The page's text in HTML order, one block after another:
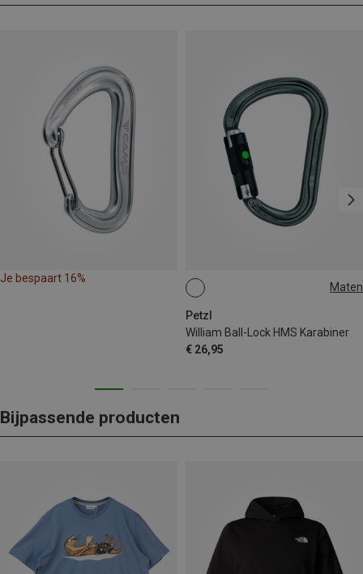
Je bespaart 16%
Maten
Petzl
William Ball-Lock HMS Karabiner
€ 26,95
BALL-LOCK
Bijpassende producten